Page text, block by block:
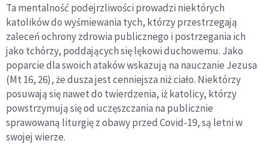
Ta mentalność podejrzliwości prowadzi niektórych
katolików do wyśmiewania tych, którzy przestrzegają
zaleceń ochrony zdrowia publicznego i postrzegania ich
jako tchórzy, poddających się lękowi duchowemu. Jako
poparcie dla swoich ataków wskazują na nauczanie Jezusa
(Mt 16, 26), że dusza jest cenniejsza niż ciało. Niektórzy
posuwają się nawet do twierdzenia, iż katolicy, którzy
powstrzymują się od uczęszczania na publicznie
sprawowaną liturgię z obawy przed Covid-19, są letni w
swojej wierze.